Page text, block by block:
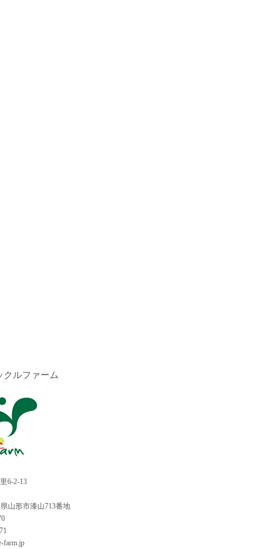
クルファーム
6-2-13
山形市漆山713番地
farm.jp